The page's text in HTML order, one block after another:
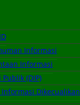
Informasi
Informasi
(DIP)
Dikecualikan